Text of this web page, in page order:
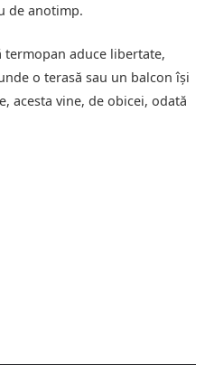
de anotimp.
aduce libertate,
o terasă sau un balcon își
acesta vine, de obicei, odată